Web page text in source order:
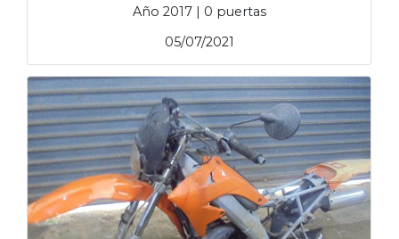
Año 2017 | 0 puertas
05/07/2021